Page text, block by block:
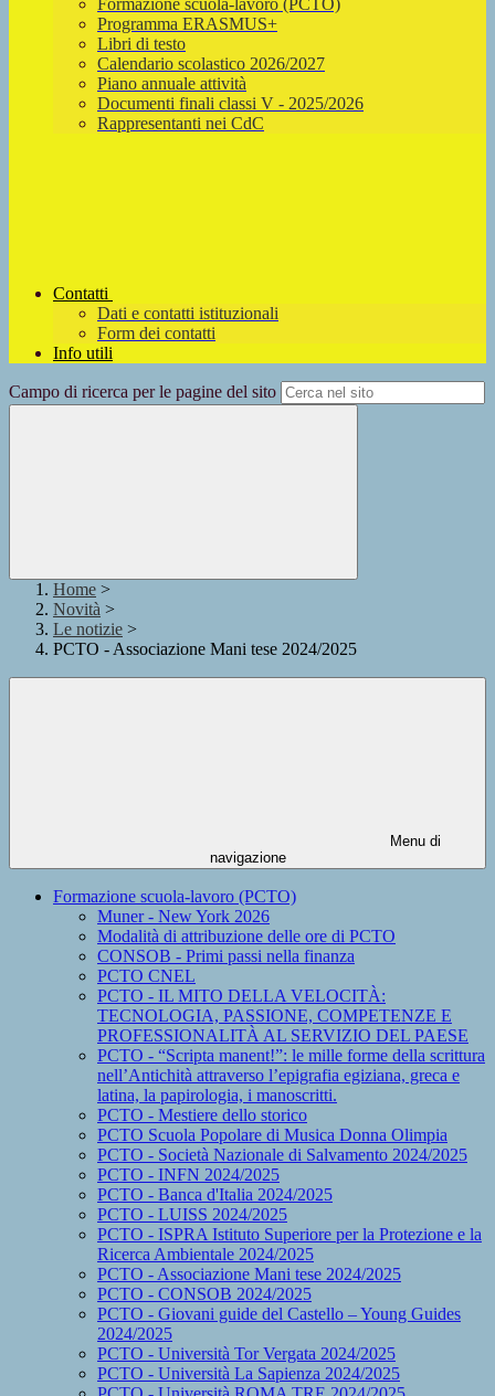
Formazione scuola-lavoro (PCTO)
Programma ERASMUS+
Libri di testo
Calendario scolastico 2026/2027
Piano annuale attività
Documenti finali classi V - 2025/2026
Rappresentanti nei CdC
Contatti
Dati e contatti istituzionali
Form dei contatti
Info utili
Campo di ricerca per le pagine del sito
Home >
Novità >
Le notizie >
PCTO - Associazione Mani tese 2024/2025
Menu di
navigazione
Formazione scuola-lavoro (PCTO)
Muner - New York 2026
Modalità di attribuzione delle ore di PCTO
CONSOB - Primi passi nella finanza
PCTO CNEL
PCTO - IL MITO DELLA VELOCITÀ:
TECNOLOGIA, PASSIONE, COMPETENZE E
PROFESSIONALITÀ AL SERVIZIO DEL PAESE
PCTO - “Scripta manent!”: le mille forme della scrittura
nell’Antichità attraverso l’epigrafia egiziana, greca e
latina, la papirologia, i manoscritti.
PCTO - Mestiere dello storico
PCTO Scuola Popolare di Musica Donna Olimpia
PCTO - Società Nazionale di Salvamento 2024/2025
PCTO - INFN 2024/2025
PCTO - Banca d'Italia 2024/2025
PCTO - LUISS 2024/2025
PCTO - ISPRA Istituto Superiore per la Protezione e la
Ricerca Ambientale 2024/2025
PCTO - Associazione Mani tese 2024/2025
PCTO - CONSOB 2024/2025
PCTO - Giovani guide del Castello – Young Guides
2024/2025
PCTO - Università Tor Vergata 2024/2025
PCTO - Università La Sapienza 2024/2025